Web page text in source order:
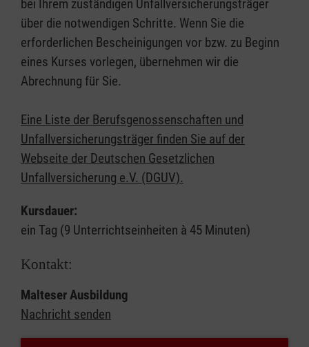
bei Ihrem zuständigen Unfallversicherungsträger
über die notwendigen Schritte. Wenn Sie die
erforderlichen Bescheinigungen vor bzw. zu Beginn
eines Kurses vorlegen, übernehmen wir die
Abrechnung für Sie.
Eine Liste der Berufsgenossenschaften und
Unfallversicherungsträger finden Sie auf der
Webseite der Deutschen Gesetzlichen
Unfallversicherung e.V. (DGUV).
Kursdauer:
ein Tag (9 Unterrichtseinheiten à 45 Minuten)
Kontakt:
Malteser Ausbildung
Nachricht senden